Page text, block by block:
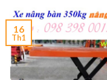
16
Th1